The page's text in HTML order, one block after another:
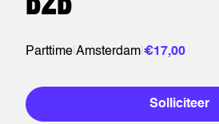
Parttime Amsterdam €17,00
Solliciteer